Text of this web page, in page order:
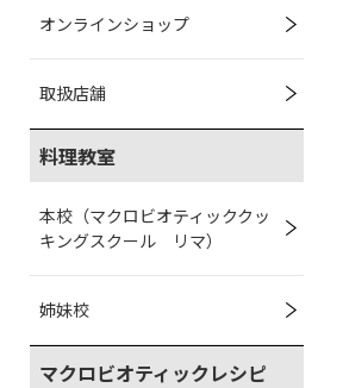
オンラインショップ
取扱店舗
料理教室
本校（マクロビオティッククッ
キングスクール リマ）
姉妹校
マクロビオティックレシピ